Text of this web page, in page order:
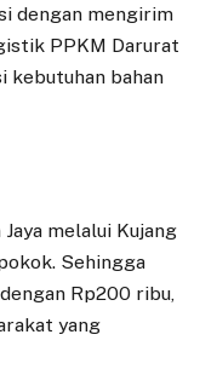
dengan mengirim
PPKM Darurat
kebutuhan bahan
melalui Kujang
Sehingga
Rp200 ribu,
yang